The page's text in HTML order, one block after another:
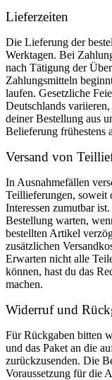
Lieferzeiten
Die Lieferung der
Werktagen. Bei
nach Tätigung der
Zahlungsmitteln
laufen. Gesetzliche
Deutschlands
deiner Bestellung aus
Belieferung frühestens
Versand von
In Ausnahmefällen
Teillieferungen, soweit
Interessen zumutbar
Bestellung warten,
bestellten Artikel
zusätzlichen
Erwarten nicht alle
können, hast du das
machen.
Widerruf und
Für Rückgaben bitten
und das Paket an die
zurückzusenden. Die
Voraussetzung für die